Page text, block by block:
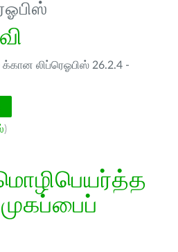
க்கான லிப்ரெஓபிஸ் 26.2.4 -
)